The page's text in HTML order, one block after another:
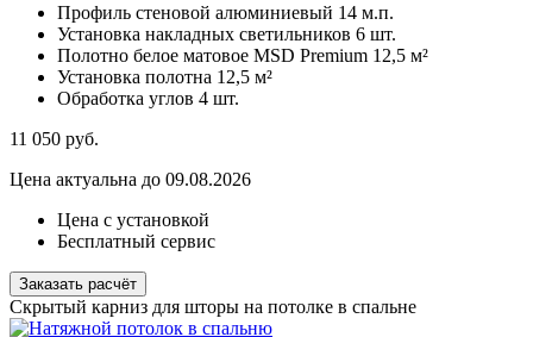
Профиль стеновой алюминиевый 14 м.п.
Установка накладных светильников 6 шт.
Полотно белое матовое MSD Premium 12,5 м²
Установка полотна 12,5 м²
Обработка углов 4 шт.
11 050 руб.
Цена актуальна до 09.08.2026
Цена с установкой
Бесплатный сервис
Заказать расчёт
Скрытый карниз для шторы на потолке в спальне